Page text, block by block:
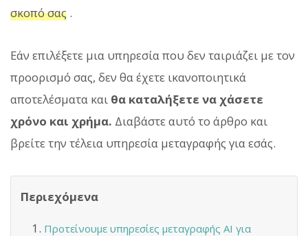
σκοπό σας .
Εάν επιλέξετε μια υπηρεσία που δεν ταιριάζει με τον
προορισμό σας, δεν θα έχετε ικανοποιητικά
αποτελέσματα και θα καταλήξετε να χάσετε
χρόνο και χρήμα. Διαβάστε αυτό το άρθρο και
βρείτε την τέλεια υπηρεσία μεταγραφής για εσάς.
Περιεχόμενα
Προτείνουμε υπηρεσίες μεταγραφής AI για